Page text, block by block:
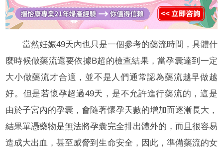
當然妊娠49天內也只是一個參考的藥流時間，具體什
麼時候做藥流還要依據B超的檢查結果，當孕囊達到一定
大小做藥流才合適，並不是人們通常認為藥流越早做越
好。但是若懷孕超過49天，是不允許進行藥流的，這是
由於子宮內的孕囊，會隨著懷孕天數的增加而逐漸長大，
結果單憑藥物是無法將孕囊完全排出體外的，而且很容易
造成大出血，甚至威脅到生命安全，因此，準備藥流的女